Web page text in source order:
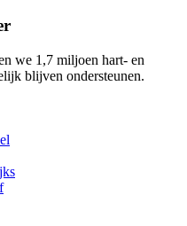
we 1,7 miljoen hart- en
blijven ondersteunen.